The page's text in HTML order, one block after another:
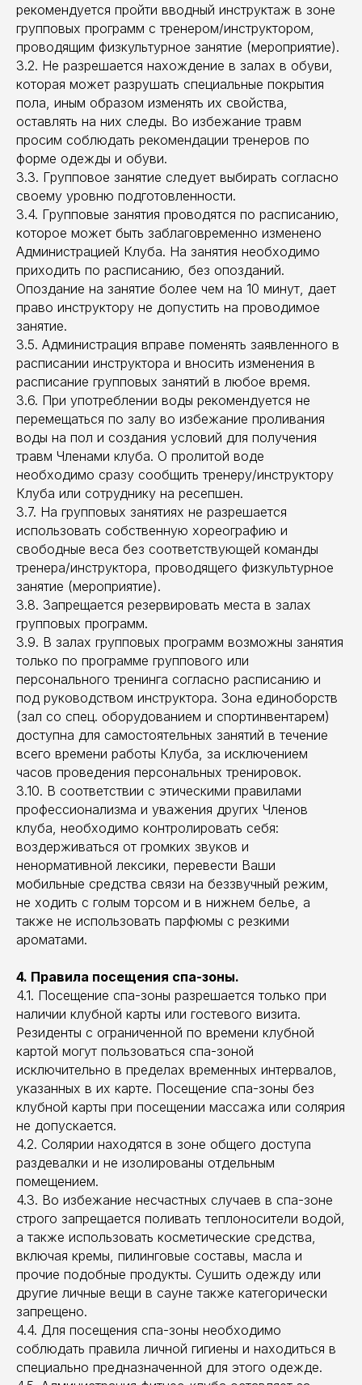
рекомендуется пройти вводный инструктаж в зоне
групповых программ с тренером/инструктором,
проводящим физкультурное занятие (мероприятие).
3.2. Не разрешается нахождение в залах в обуви,
которая может разрушать специальные покрытия
пола, иным образом изменять их свойства,
оставлять на них следы. Во избежание травм
просим соблюдать рекомендации тренеров по
форме одежды и обуви.
3.3. Групповое занятие следует выбирать согласно
своему уровню подготовленности.
3.4. Групповые занятия проводятся по расписанию,
которое может быть заблаговременно изменено
Администрацией Клуба. На занятия необходимо
приходить по расписанию, без опозданий.
Опоздание на занятие более чем на 10 минут, дает
право инструктору не допустить на проводимое
занятие.
3.5. Администрация вправе поменять заявленного в
расписании инструктора и вносить изменения в
расписание групповых занятий в любое время.
3.6. При употреблении воды рекомендуется не
перемещаться по залу во избежание проливания
воды на пол и создания условий для получения
травм Членами клуба. О пролитой воде
необходимо сразу сообщить тренеру/инструктору
Клуба или сотруднику на ресепшен.
3.7. На групповых занятиях не разрешается
использовать собственную хореографию и
свободные веса без соответствующей команды
тренера/инструктора, проводящего физкультурное
занятие (мероприятие).
3.8. Запрещается резервировать места в залах
групповых программ.
3.9. В залах групповых программ возможны занятия
только по программе группового или
персонального тренинга согласно расписанию и
под руководством инструктора. Зона единоборств
(зал со спец. оборудованием и спортинвентарем)
доступна для самостоятельных занятий в течение
всего времени работы Клуба, за исключением
часов проведения персональных тренировок.
3.10. В соответствии с этическими правилами
профессионализма и уважения других Членов
клуба, необходимо контролировать себя:
воздерживаться от громких звуков и
ненормативной лексики, перевести Ваши
мобильные средства связи на беззвучный режим,
не ходить с голым торсом и в нижнем белье, а
также не использовать парфюмы с резкими
ароматами.
4. Правила посещения спа-зоны.
4.1. Посещение спа-зоны разрешается только при
наличии клубной карты или гостевого визита.
Резиденты с ограниченной по времени клубной
картой могут пользоваться спа-зоной
исключительно в пределах временных интервалов,
указанных в их карте. Посещение спа-зоны без
клубной карты при посещении массажа или солярия
не допускается.
4.2. Солярии находятся в зоне общего доступа
раздевалки и не изолированы отдельным
помещением.
4.3. Во избежание несчастных случаев в спа-зоне
строго запрещается поливать теплоносители водой,
а также использовать косметические средства,
включая кремы, пилинговые составы, масла и
прочие подобные продукты. Сушить одежду или
другие личные вещи в сауне также категорически
запрещено.
4.4. Для посещения спа-зоны необходимо
соблюдать правила личной гигиены и находиться в
специально предназначенной для этого одежде.